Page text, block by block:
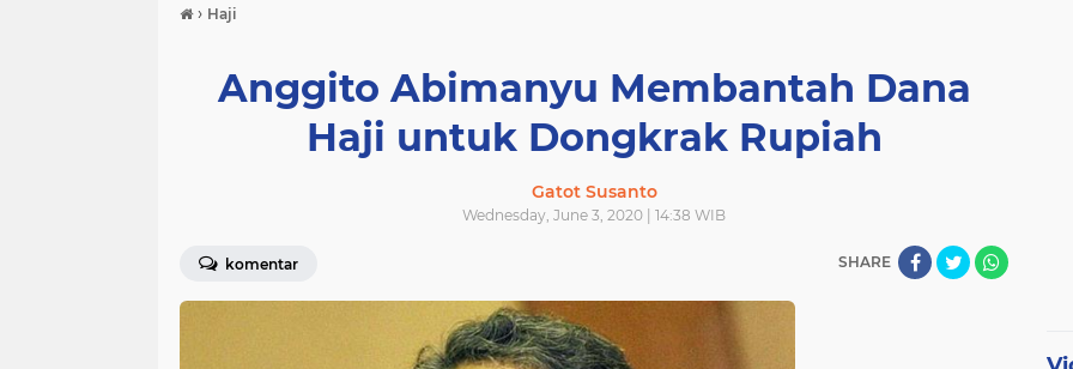
› Haji
Anggito Abimanyu Membantah Dana
Haji untuk Dongkrak Rupiah
Gatot Susanto
Wednesday, June 3, 2020 | 14:38 WIB
komentar SHARE